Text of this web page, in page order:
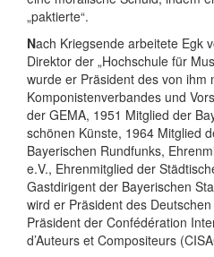
„paktierte“.
Nach Kriegsende arbeitete Egk
Direktor der „Hochschule für
wurde er Präsident des von ihm
Komponistenverbandes und
der GEMA, 1951 Mitglied der
schönen Künste, 1964 Mitglied
Bayerischen Rundfunks,
e.V., Ehrenmitglied der
Gastdirigent der Bayerischen
wird er Präsident des
Präsident der Confédération
d’Auteurs et Compositeurs